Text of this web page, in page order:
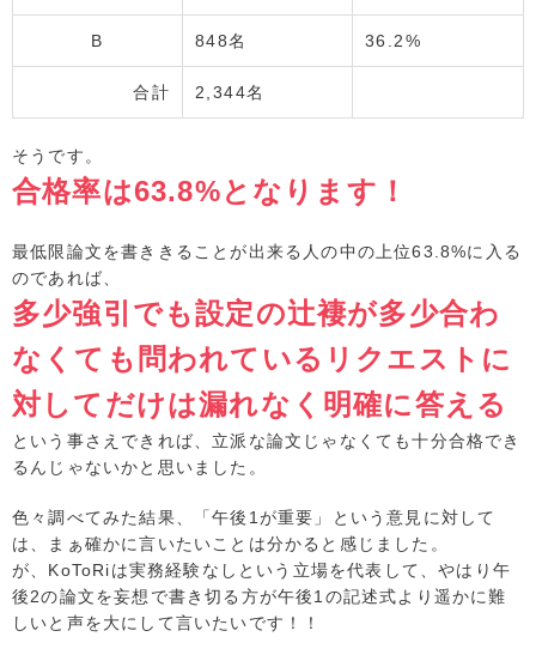
B 848名 36.2%
合計 2,344名
そうです。
合格率は63.8%となります！
最低限論文を書ききることが出来る人の中の上位63.8%に入る
のであれば、
多少強引でも設定の辻褄が多少合わ
なくても問われているリクエストに
対してだけは漏れなく明確に答える
という事さえできれば、立派な論文じゃなくても十分合格でき
るんじゃないかと思いました。
色々調べてみた結果、「午後1が重要」という意見に対して
は、まぁ確かに言いたいことは分かると感じました。
が、KoToRiは実務経験なしという立場を代表して、やはり午
後2の論文を妄想で書き切る方が午後1の記述式より遥かに難
しいと声を大にして言いたいです！！